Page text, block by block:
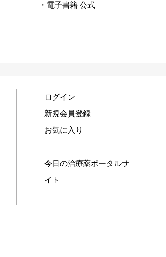
・電子書籍 公式
ログイン
新規会員登録
お気に入り
今日の治療薬ポータルサ
イト